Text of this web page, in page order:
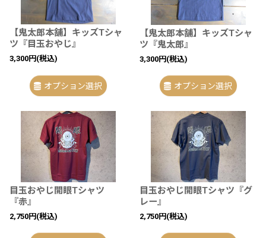
【鬼太郎本舗】キッズTシャ
ツ『目玉おやじ』
3,300円 (税込)
オプション選択
【鬼太郎本舗】キッズTシャ
ツ『鬼太郎』
3,300円 (税込)
オプション選択
目玉おやじ開眼Tシャツ
『赤』
2,750円 (税込)
目玉おやじ開眼Tシャツ『グ
レー』
2,750円 (税込)